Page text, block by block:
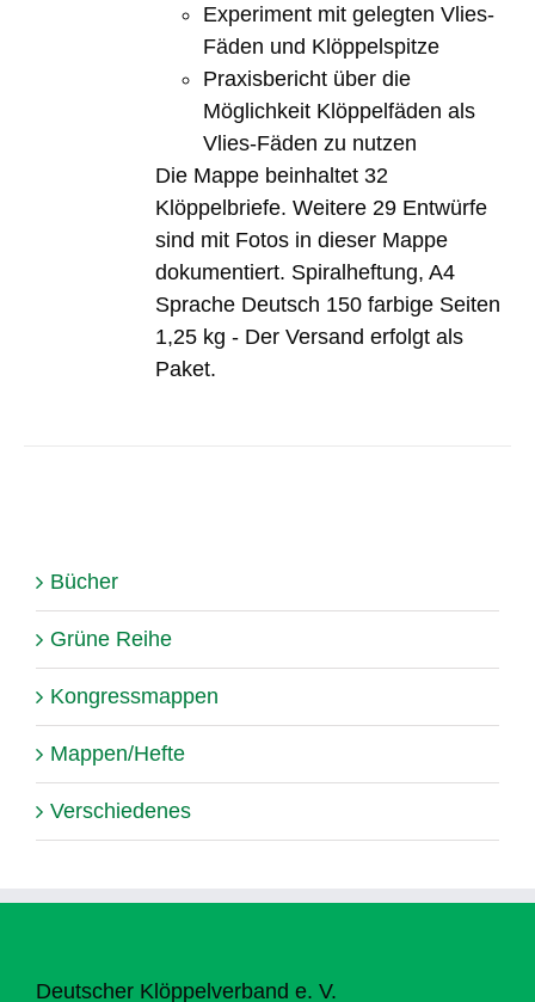
Experiment mit gelegten Vlies-
Fäden und Klöppelspitze
Praxisbericht über die
Möglichkeit Klöppelfäden als
Vlies-Fäden zu nutzen
Die Mappe beinhaltet 32
Klöppelbriefe. Weitere 29 Entwürfe
sind mit Fotos in dieser Mappe
dokumentiert. Spiralheftung, A4
Sprache Deutsch 150 farbige Seiten
1,25 kg - Der Versand erfolgt als
Paket.
Bücher
Grüne Reihe
Kongressmappen
Mappen/Hefte
Verschiedenes
Deutscher Klöppelverband e. V.